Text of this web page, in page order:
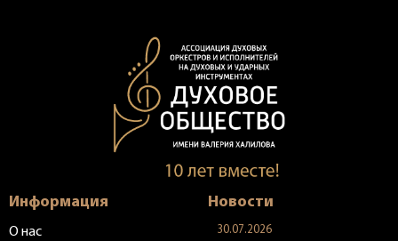
Информация
О нас
Новости
30.07.2026